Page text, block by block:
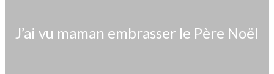
J’ai vu maman embrasser le Père Noël